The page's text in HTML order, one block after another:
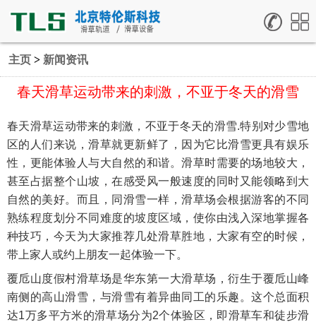
主页 > 新闻资讯
春天滑草运动带来的刺激，不亚于冬天的滑雪
春天滑草运动带来的刺激，不亚于冬天的滑雪.特别对少雪地
区的人们来说，滑草就更新鲜了，因为它比滑雪更具有娱乐
性，更能体验人与大自然的和谐。滑草时需要的场地较大，
甚至占据整个山坡，在感受风一般速度的同时又能领略到大
自然的美好。而且，同滑雪一样，滑草场会根据游客的不同
熟练程度划分不同难度的坡度区域，使你由浅入深地掌握各
种技巧，今天为大家推荐几处滑草胜地，大家有空的时候，
带上家人或约上朋友一起体验一下。
覆卮山度假村滑草场是华东第一大滑草场，衍生于覆卮山峰
南侧的高山滑雪，与滑雪有着异曲同工的乐趣。这个总面积
达1万多平方米的滑草场分为2个体验区，即滑草车和徒步滑